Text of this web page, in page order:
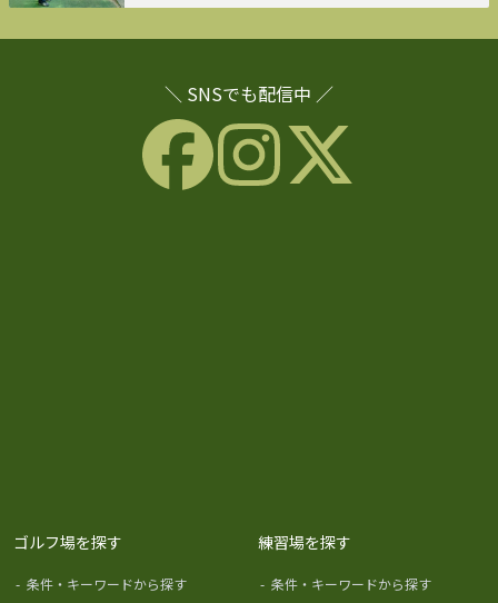
＼ SNSでも配信中 ／
ゴルフ場を探す
- 条件・キーワードから探す
練習場を探す
- 条件・キーワードから探す